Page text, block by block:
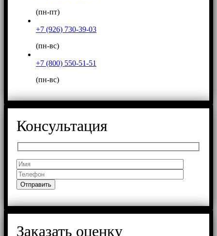
(пн-пт)
+7 (926) 730-39-03
(пн-вс)
+7 (800) 550-51-51
(пн-вс)
Консультация
Заказать оценку